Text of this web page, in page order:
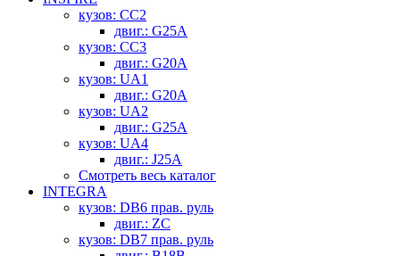
кузов: CC2
двиг.: G25A
кузов: CC3
двиг.: G20A
кузов: UA1
двиг.: G20A
кузов: UA2
двиг.: G25A
кузов: UA4
двиг.: J25A
Смотреть весь каталог
INTEGRA
кузов: DB6 прав. руль
двиг.: ZC
кузов: DB7 прав. руль